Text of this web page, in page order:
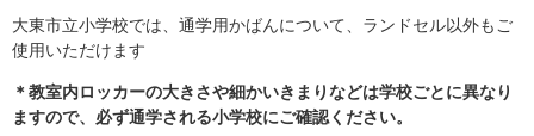
大東市立小学校では、通学用かばんについて、ランドセル以外もご
使用いただけます
＊教室内ロッカーの大きさや細かいきまりなどは学校ごとに異なり
ますので、必ず通学される小学校にご確認ください。